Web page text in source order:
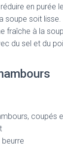
en purée
soupe soit lisse.
fraîche à la
du sel et du
coupés